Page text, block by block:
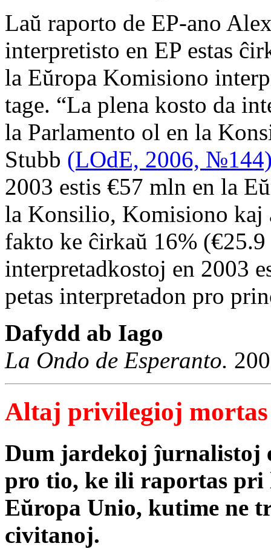
Laŭ raporto de EP-ano
interpretisto en EP estas
la Eŭropa Komisiono
tage. “La plena kosto da
la Parlamento ol en la
Stubb (LOdE, 2006,
2003 estis €57 mln en la
la Konsilio, Komisiono kaj
fakto ke ĉirkaŭ 16%
interpretadkostoj en 2003
petas interpretadon pro
Dafydd ab Iago
La Ondo de Esperanto.
Altaj privilegioj
Dum jardekoj ĵurnalistoj
pro tio, ke ili raportas
Eŭropa Unio, kutime ne
civitanoj.